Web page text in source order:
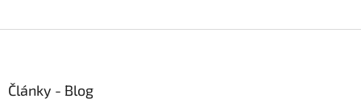
Články - Blog